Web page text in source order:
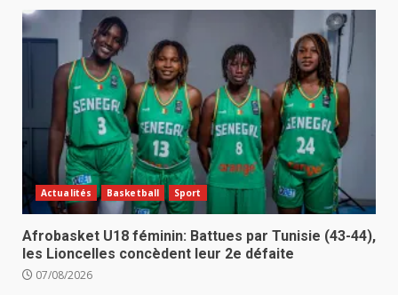
Actualités Basketball Sport
Afrobasket U18 féminin: Battues par Tunisie (43-44),
les Lioncelles concèdent leur 2e défaite
07/08/2026